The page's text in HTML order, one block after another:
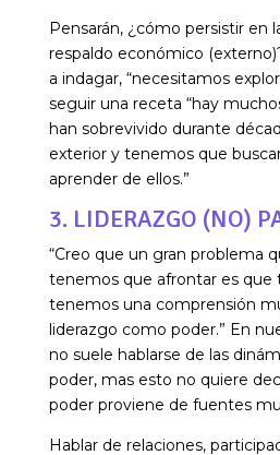
Pensarán, ¿cómo persistir en
respaldo económico
a indagar, “necesitamos
seguir una receta “hay
han sobrevivido durante
exterior y tenemos que
aprender de ellos.”
3. LIDERAZGO (NO)
“Creo que un gran problema
tenemos que afrontar es que
tenemos una comprensión
liderazgo como poder.” En
no suele hablarse de las
poder, mas esto no quiere
poder proviene de fuentes
Hablar de relaciones,